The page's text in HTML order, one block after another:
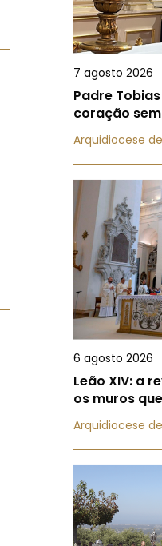
7 agosto 2026
Padre
coração
Arquidiocese
6 agosto 2026
Leão XIV: a
os muros
Arquidiocese